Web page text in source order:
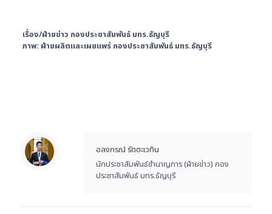
เรื่อง/ฝ่ายข่าว กองประชาสัมพันธ์ มทร.ธัญบุรี
ภาพ: ฝ่ายผลิตและเผยแพร่ กองประชาสัมพันธ์ มทร.ธัญบุรี
อลงกรณ์ รัตตะเวทิน
นักประชาสัมพันธ์ชำนาญการ (ฝ่ายข่าว) กอง
ประชาสัมพันธ์ มทร.ธัญบุรี